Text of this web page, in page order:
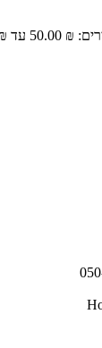
⁦850.00 ₪⁩